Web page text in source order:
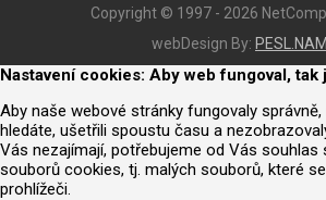
Copyright © 1997 - 2026
webDesign By:
Nastavení cookies: Aby web fungoval, tak
Aby naše webové stránky fungovaly
hledáte, ušetřili spoustu času a
Vás nezajímají, potřebujeme od Vás souhlas
souborů cookies, tj. malých souborů, které
prohlížeči.